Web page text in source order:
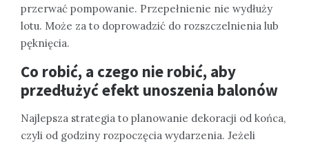
przerwać pompowanie. Przepełnienie nie wydłuży
lotu. Może za to doprowadzić do rozszczelnienia lub
pęknięcia.
Co robić, a czego nie robić, aby
przedłużyć efekt unoszenia balonów
Najlepsza strategia to planowanie dekoracji od końca,
czyli od godziny rozpoczęcia wydarzenia. Jeżeli